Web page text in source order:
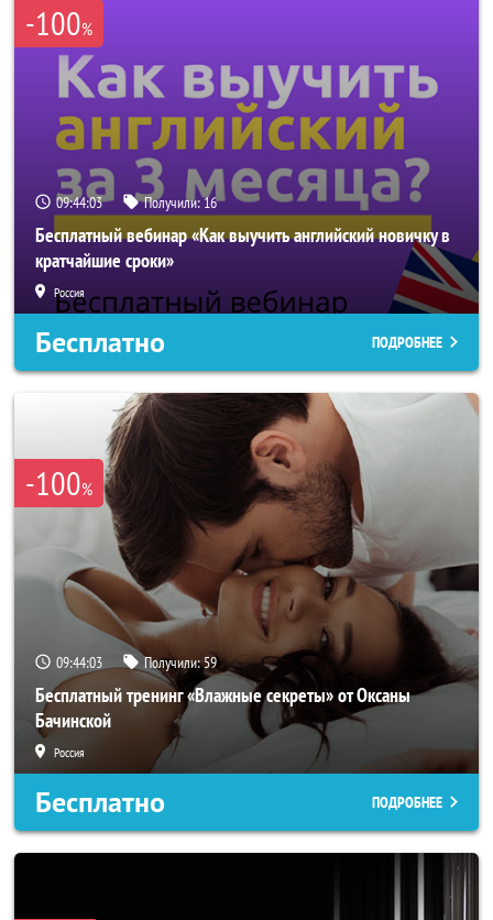
-100%
09:44:00 Получили:16
Бесплатный вебинар «Как выучить английский новичку в
кратчайшие сроки»
Россия
Бесплатно ПОДРОБНЕЕ
-100%
09:44:00 Получили:59
Бесплатный тренинг «Влажные секреты» от Оксаны
Бачинской
Россия
Бесплатно ПОДРОБНЕЕ